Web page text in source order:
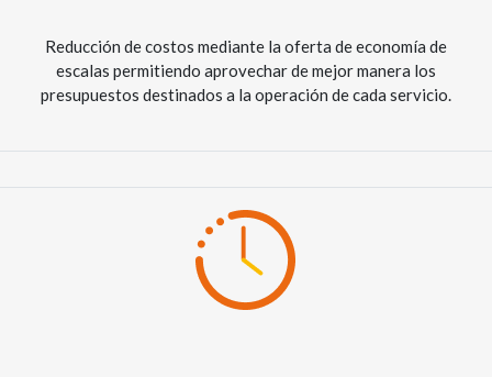
Reducción de costos mediante la oferta de economía de
escalas permitiendo aprovechar de mejor manera los
presupuestos destinados a la operación de cada servicio.